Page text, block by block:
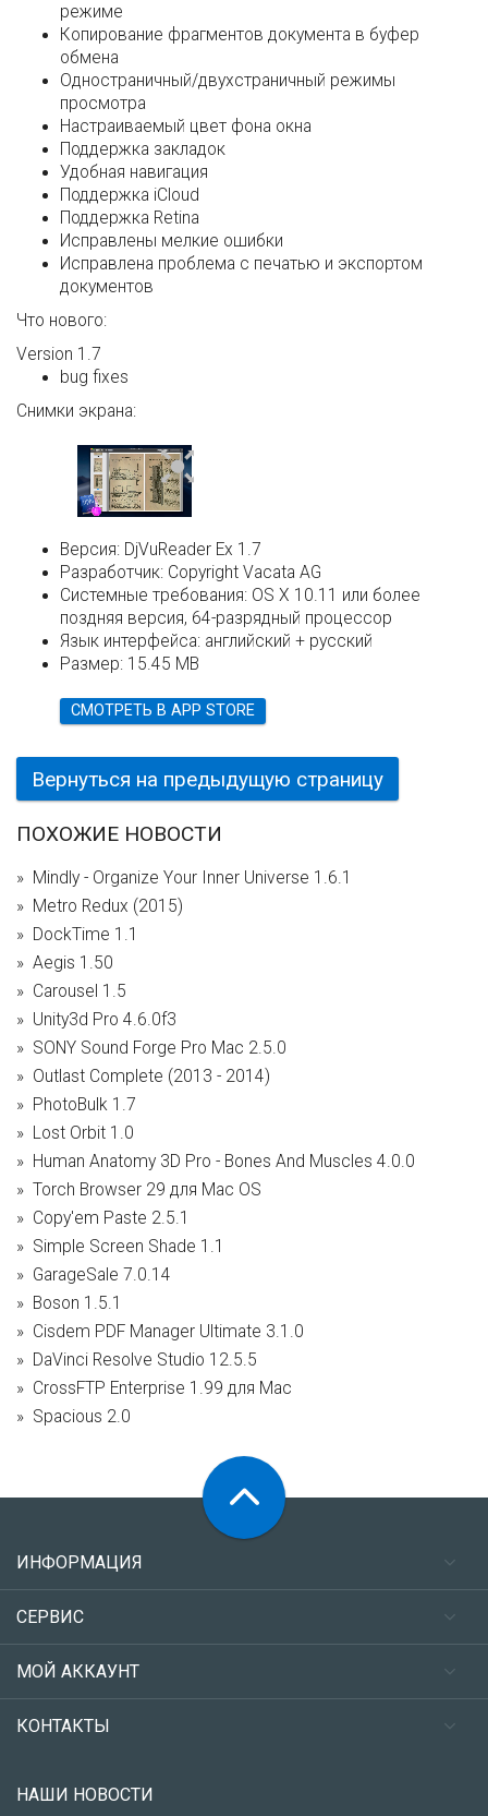
режиме
Копирование фрагментов документа в буфер
обмена
Одностраничный/двухстраничный режимы
просмотра
Настраиваемый цвет фона окна
Поддержка закладок
Удобная навигация
Поддержка iCloud
Поддержка Retina
Исправлены мелкие ошибки
Исправлена проблема с печатью и экспортом
документов
Что нового:
Version 1.7
bug fixes
Снимки экрана:
Версия: DjVuReader Ex 1.7
Разработчик: Copyright Vacata AG
Системные требования: OS X 10.11 или более
поздняя версия, 64-разрядный процессор
Язык интерфейса: английский + русский
Размер: 15.45 MB
СМОТРЕТЬ В APP STORE
Вернуться на предыдущую страницу
ПОХОЖИЕ НОВОСТИ
Mindly - Organize Your Inner Universe 1.6.1
Metro Redux (2015)
DockTime 1.1
Aegis 1.50
Carousel 1.5
Unity3d Pro 4.6.0f3
SONY Sound Forge Pro Mac 2.5.0
Outlast Complete (2013 - 2014)
PhotoBulk 1.7
Lost Orbit 1.0
Human Anatomy 3D Pro - Bones And Muscles 4.0.0
Torch Browser 29 для Mac OS
Copy'em Paste 2.5.1
Simple Screen Shade 1.1
GarageSale 7.0.14
Boson 1.5.1
Cisdem PDF Manager Ultimate 3.1.0
DaVinci Resolve Studio 12.5.5
CrossFTP Enterprise 1.99 для Mac
Spacious 2.0
ИНФОРМАЦИЯ
СЕРВИС
МОЙ АККАУНТ
КОНТАКТЫ
НАШИ НОВОСТИ